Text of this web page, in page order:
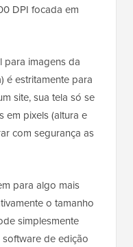
DPI focada em
para imagens da
é estritamente para
site, sua tela só se
em pixels (altura e
com segurança as
para algo mais
o tamanho
simplesmente
de edição